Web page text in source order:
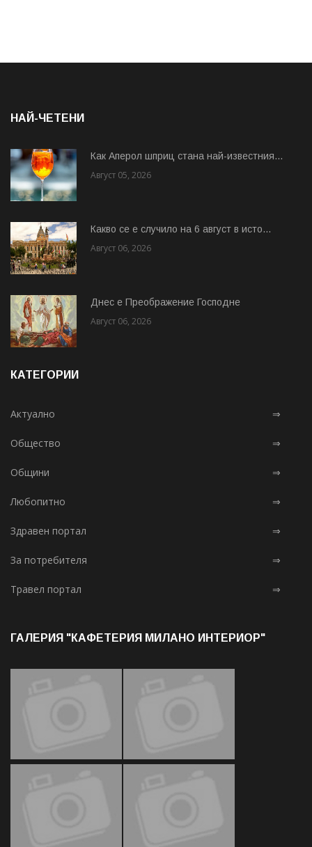
НАЙ-ЧЕТЕНИ
Как Аперол шприц стана най-известния...
Август 05, 2026
Какво се е случило на 6 август в исто...
Август 06, 2026
Днес е Преображение Господне
Август 06, 2026
КАТЕГОРИИ
Актуално ⇒
Общество ⇒
Общини ⇒
Любопитно ⇒
Здравен портал ⇒
За потребителя ⇒
Травел портал ⇒
ГАЛЕРИЯ "КАФЕТЕРИЯ МИЛАНО ИНТЕРИОР"